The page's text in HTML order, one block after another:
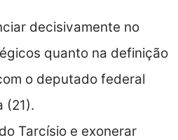
decisivamente no
quanto na definição
o deputado federal
(21).
Tarcísio e exonerar